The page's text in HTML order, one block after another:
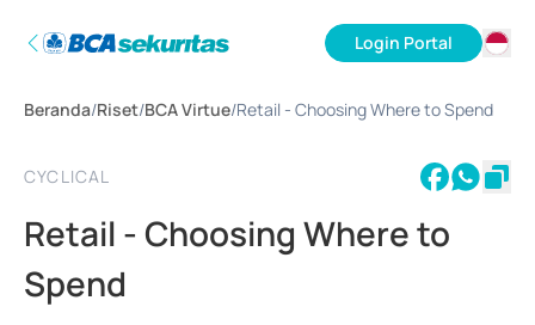
Login Portal
EN
Beranda/Riset/BCA Virtue/Retail - Choosing Where to Spend
CYCLICAL
Retail - Choosing Where to
Spend